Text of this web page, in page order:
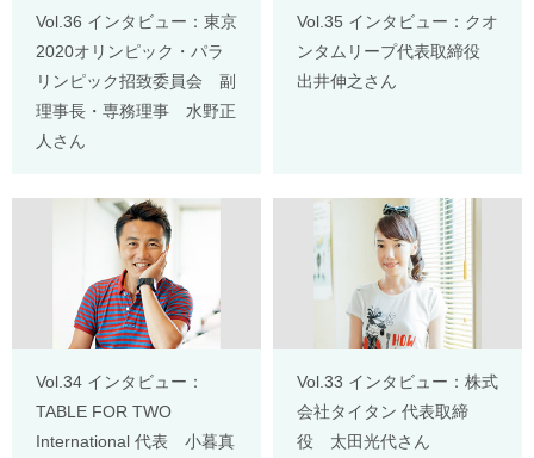
Vol.36 インタビュー：東京
2020オリンピック・パラ
リンピック招致委員会 副
理事長・専務理事 水野正
人さん
Vol.35 インタビュー：クオ
ンタムリープ代表取締役
出井伸之さん
Vol.34 インタビュー：
TABLE FOR TWO
International 代表 小暮真
Vol.33 インタビュー：株式
会社タイタン 代表取締
役 太田光代さん